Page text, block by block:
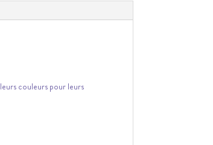
couleurs pour leurs